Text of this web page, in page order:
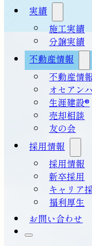
実績
施工実績
分譲実績
不動産情報
不動産情
オセアン
生涯建設®
売却相談
友の会
採用情報
採用情報
新卒採用
キャリア
福利厚生
お問い合わせ